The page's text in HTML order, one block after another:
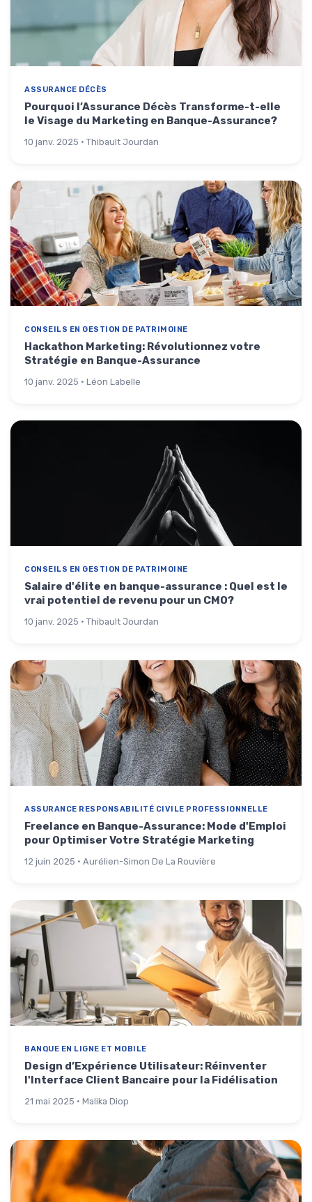
ASSURANCE DÉCÈS
Pourquoi l’Assurance Décès Transforme-t-elle
le Visage du Marketing en Banque-Assurance?
10 janv. 2025 · Thibault Jourdan
CONSEILS EN GESTION DE PATRIMOINE
Hackathon Marketing: Révolutionnez votre
Stratégie en Banque-Assurance
10 janv. 2025 · Léon Labelle
CONSEILS EN GESTION DE PATRIMOINE
Salaire d'élite en banque-assurance : Quel est le
vrai potentiel de revenu pour un CMO?
10 janv. 2025 · Thibault Jourdan
ASSURANCE RESPONSABILITÉ CIVILE PROFESSIONNELLE
Freelance en Banque-Assurance: Mode d'Emploi
pour Optimiser Votre Stratégie Marketing
12 juin 2025 · Aurélien-Simon De La Rouvière
BANQUE EN LIGNE ET MOBILE
Design d’Expérience Utilisateur: Réinventer
l'Interface Client Bancaire pour la Fidélisation
21 mai 2025 · Malika Diop